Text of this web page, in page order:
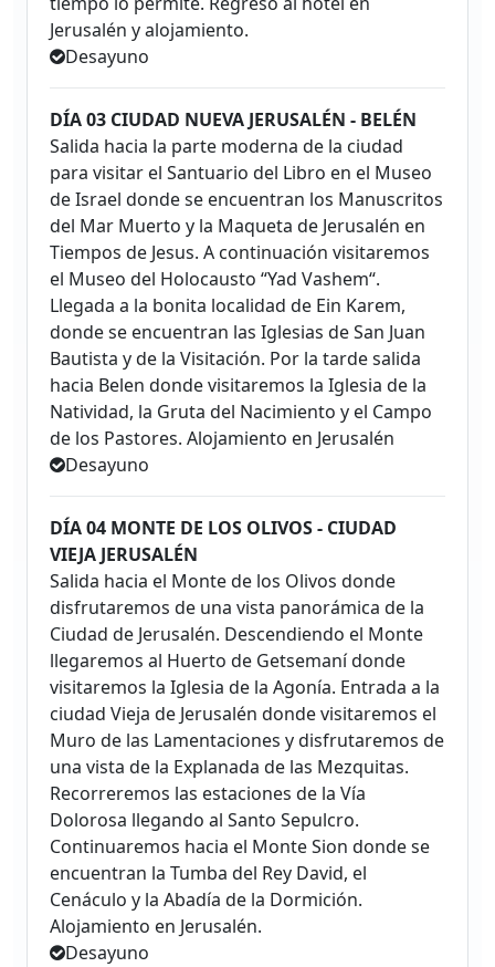
Jerusalén y alojamiento.
Desayuno
DÍA 03 CIUDAD NUEVA JERUSALÉN - BELÉN
Salida hacia la parte moderna de la ciudad
para visitar el Santuario del Libro en el Museo
de Israel donde se encuentran los Manuscritos
del Mar Muerto y la Maqueta de Jerusalén en
Tiempos de Jesus. A continuación visitaremos
el Museo del Holocausto “Yad Vashem“.
Llegada a la bonita localidad de Ein Karem,
donde se encuentran las Iglesias de San Juan
Bautista y de la Visitación. Por la tarde salida
hacia Belen donde visitaremos la Iglesia de la
Natividad, la Gruta del Nacimiento y el Campo
de los Pastores. Alojamiento en Jerusalén
Desayuno
DÍA 04 MONTE DE LOS OLIVOS - CIUDAD
VIEJA JERUSALÉN
Salida hacia el Monte de los Olivos donde
disfrutaremos de una vista panorámica de la
Ciudad de Jerusalén. Descendiendo el Monte
llegaremos al Huerto de Getsemaní donde
visitaremos la Iglesia de la Agonía. Entrada a la
ciudad Vieja de Jerusalén donde visitaremos el
Muro de las Lamentaciones y disfrutaremos de
una vista de la Explanada de las Mezquitas.
Recorreremos las estaciones de la Vía
Dolorosa llegando al Santo Sepulcro.
Continuaremos hacia el Monte Sion donde se
encuentran la Tumba del Rey David, el
Cenáculo y la Abadía de la Dormición.
Alojamiento en Jerusalén.
Desayuno